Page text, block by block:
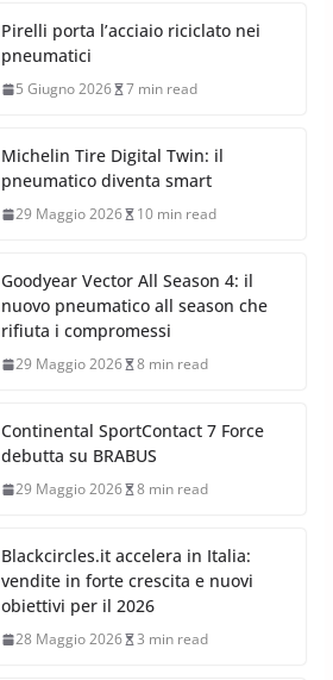
Pirelli porta l’acciaio riciclato nei
pneumatici
5 Giugno 2026 7 min read
Michelin Tire Digital Twin: il
pneumatico diventa smart
29 Maggio 2026 10 min read
Goodyear Vector All Season 4: il
nuovo pneumatico all season che
rifiuta i compromessi
29 Maggio 2026 8 min read
Continental SportContact 7 Force
debutta su BRABUS
29 Maggio 2026 8 min read
Blackcircles.it accelera in Italia:
vendite in forte crescita e nuovi
obiettivi per il 2026
28 Maggio 2026 3 min read